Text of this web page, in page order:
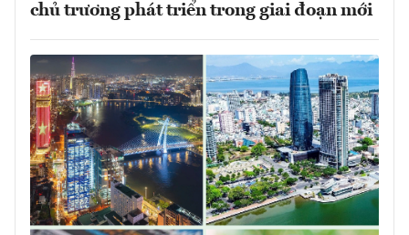
chủ trương phát triển trong giai đoạn mới